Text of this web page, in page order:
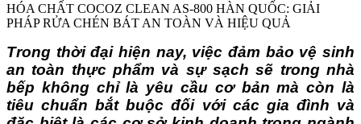
HÓA CHẤT COCOZ CLEAN AS-800 HÀN QUỐC: GIẢI
PHÁP RỬA CHÉN BÁT AN TOÀN VÀ HIỆU QUẢ
Trong thời đại hiện nay, việc đảm bảo vệ sinh
an toàn thực phẩm và sự sạch sẽ trong nhà
bếp không chỉ là yêu cầu cơ bản mà còn là
tiêu chuẩn bắt buộc đối với các gia đình và